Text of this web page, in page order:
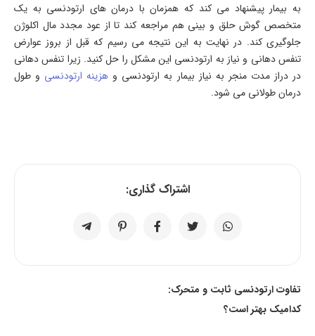
به بیمار پیشنهاد می کند که همزمان با درمان های ارتودنسی به یک
متخصص گوش حلق و بینی هم مراجعه کند تا از عود مجدد مال اکلوژن
جلوگیری کند. در نهایت به این نتیجه می رسیم که قبل از بروز عوارض
تنفس دهانی و نیاز به ارتودنسی این مشکل را حل کنید. زیرا تنفس دهانی
در دراز مدت منجر به نیاز بیمار به ارتودنسی و هزینه ارتودنسی و طول
درمان طولانی می شود.
اشتراک گذاری:
تفاوت ارتودنسی ثابت و متحرک:
کدامیک بهتر است؟